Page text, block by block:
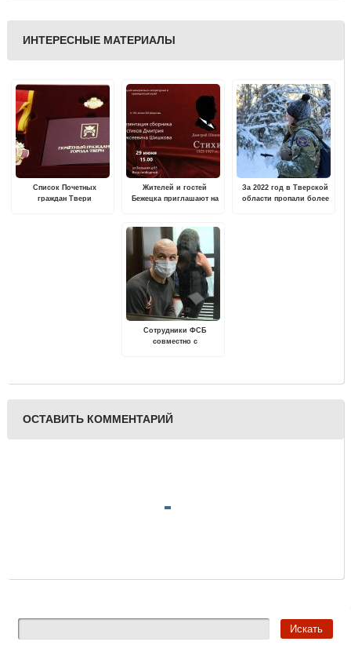
ИНТЕРЕСНЫЕ МАТЕРИАЛЫ
Список Почетных
граждан Твери
Жителей и гостей
Бежецка приглашают на
Шишкова
За 2022 год в Тверской
области пропали более
Сотрудники ФСБ
совместно с
Тверской области
ОСТАВИТЬ КОММЕНТАРИЙ